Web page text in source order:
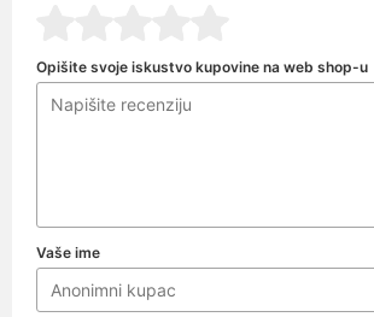
Opišite svoje iskustvo kupovine na web shop-u
Vaše ime